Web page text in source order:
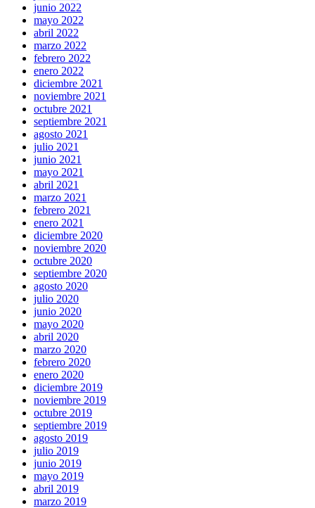
junio 2022
mayo 2022
abril 2022
marzo 2022
febrero 2022
enero 2022
diciembre 2021
noviembre 2021
octubre 2021
septiembre 2021
agosto 2021
julio 2021
junio 2021
mayo 2021
abril 2021
marzo 2021
febrero 2021
enero 2021
diciembre 2020
noviembre 2020
octubre 2020
septiembre 2020
agosto 2020
julio 2020
junio 2020
mayo 2020
abril 2020
marzo 2020
febrero 2020
enero 2020
diciembre 2019
noviembre 2019
octubre 2019
septiembre 2019
agosto 2019
julio 2019
junio 2019
mayo 2019
abril 2019
marzo 2019